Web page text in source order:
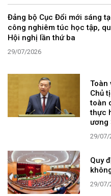
Đảng bộ Cục Đổi mới sáng
công nghiêm túc học tập,
Hội nghị lần thứ ba
29/07/2026
Toàn
Chủ
toàn
thực
ương
29/07/
Quy
29/07/